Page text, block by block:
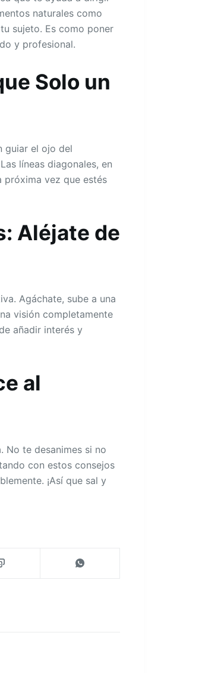
naturales como
sujeto. Es como poner
y profesional.
Solo un
guiar el ojo del
líneas diagonales, en
próxima vez que estés
Aléjate de
Agáchate, sube a una
visión completamente
añadir interés y
al
No te desanimes si no
con estos consejos
¡Así que sal y